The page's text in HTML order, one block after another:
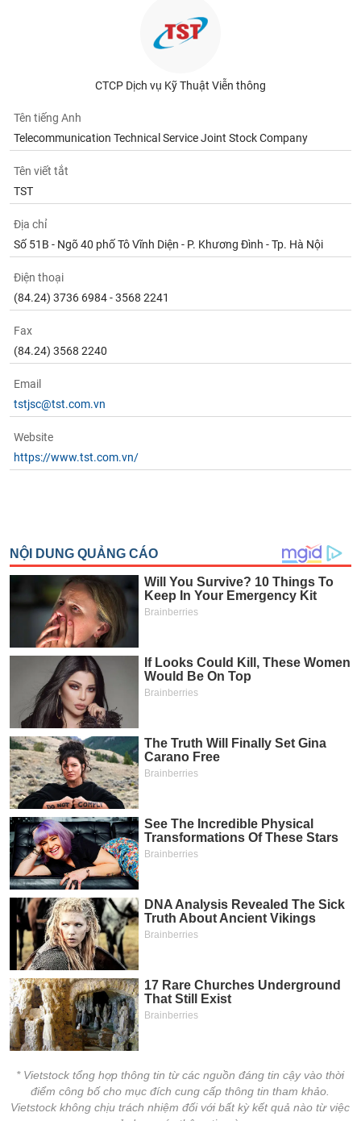
CTCP Dịch vụ Kỹ Thuật Viễn thông
Tên tiếng Anh
Telecommunication Technical Service Joint Stock Company
Tên viết tắt
TST
Địa chỉ
Số 51B - Ngõ 40 phố Tô Vĩnh Diện - P. Khương Đình - Tp. Hà Nội
Điện thoại
(84.24) 3736 6984 - 3568 2241
Fax
(84.24) 3568 2240
Email
tstjsc@tst.com.vn
Website
https://www.tst.com.vn/
* Vietstock tổng hợp thông tin từ các nguồn đáng tin cậy vào thời
điểm công bố cho mục đích cung cấp thông tin tham khảo.
Vietstock không chịu trách nhiệm đối với bất kỳ kết quả nào từ việc